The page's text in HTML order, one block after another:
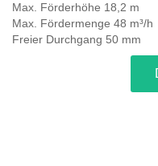
Max. Förderhöhe 18,2 m
Max. Fördermenge 48 m³/h
Freier Durchgang 50 mm